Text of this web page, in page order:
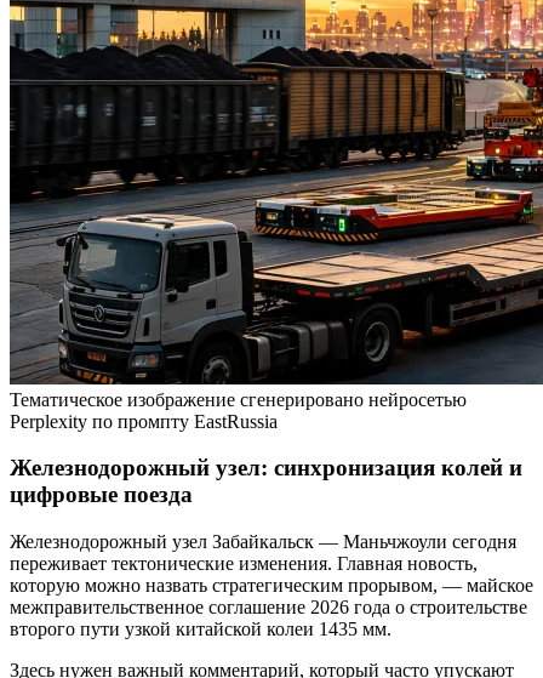
Тематическое изображение сгенерировано нейросетью
Perplexity по промпту EastRussia
Железнодорожный узел: синхронизация колей и
цифровые поезда
Железнодорожный узел Забайкальск — Маньчжоули сегодня
переживает тектонические изменения. Главная новость,
которую можно назвать стратегическим прорывом, — майское
межправительственное соглашение 2026 года о строительстве
второго пути узкой китайской колеи 1435 мм.
Здесь нужен важный комментарий, который часто упускают